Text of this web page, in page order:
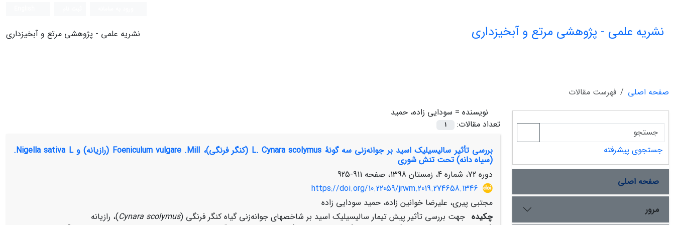
نشریه علمی - پژوهشی مرتع و آبخیزداری نشریه علمی - پژوهشی مرتع و آبخیزداری
صفحه اصلی
فهرست مقالات
نویسنده = سودایی زاده، حمید
تعداد مقالات:
1
بررسی تأثیر سالیسیلیک اسید بر جوانه‌زنی سه گونۀ L. Cynara scolymus (کنگر فرنگی)، Foeniculum vulgare .Mill (رازیانه) و Nigella sativa L.
(سیاه دانه) تحت تنش شوری
دوره 72، شماره 4، زمستان 1398، صفحه
911-925
https://doi.org/10.22059/jrwm.2019.274658.1346
مجتبی پیری، علیرضا خوانین زاده، حمید سودایی زاده
چکیده جهت بررسی تأثیر پیش تیمار سالیسیلیک اسید بر شاخص­های جوانه‌زنی گیاه کنگر فرنگی (Cynara scolymus)، رازیانه
جستجوی پیشرفته
صفحه اصلی
مرور